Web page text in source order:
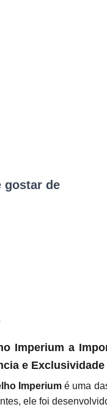
gostar de
Imperium a
e Exclusividade
Imperium é uma
ele foi